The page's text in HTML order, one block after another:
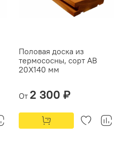
Половая доска из
термососны, сорт АВ
20Х140 мм
От 2 300 ₽